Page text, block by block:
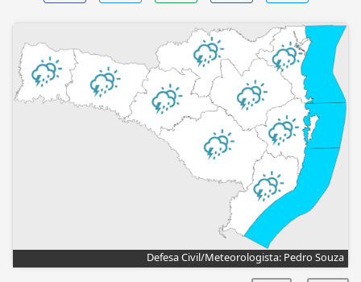
Defesa Civil/Meteorologista: Pedro Souza